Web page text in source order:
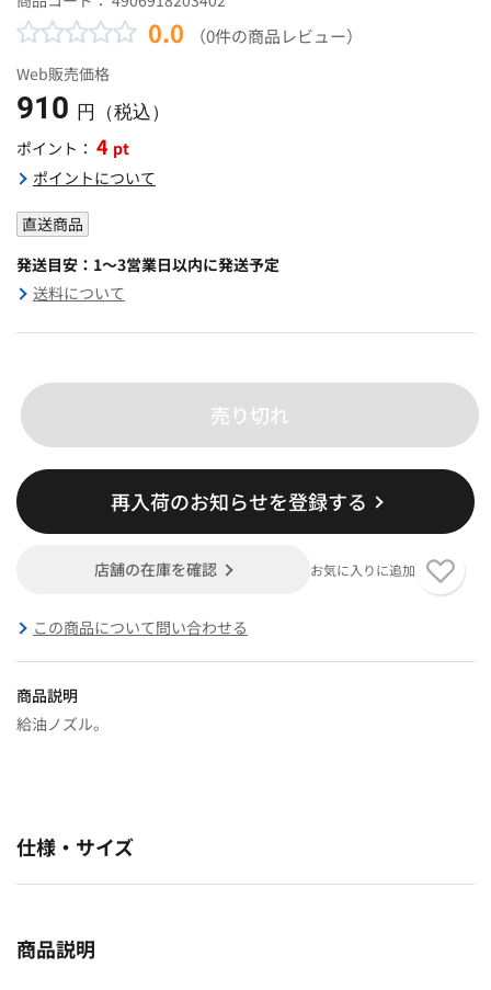
0.0 （0件の商品レビュー）
Web販売価格
910 円（税込）
ポイント： 4 pt
ポイントについて
直送商品
発送目安：1～3営業日以内に発送予定
送料について
売り切れ
再入荷のお知らせを登録する
店舗の在庫を確認 お気に入りに追加
この商品について問い合わせる
商品説明
給油ノズル。
仕様・サイズ
商品説明